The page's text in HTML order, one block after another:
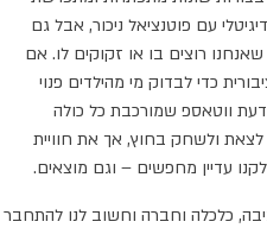
עם פוטנציאל ניכור, אבל גם
רוצים בו או זקוקים לו. אם
כדי לבדוק מי מהילדים פנוי
ווטאספ שמורכבת כל כולה
לצאת ולשחק בחוץ, אך את חוויית
עדיין מחפשים – וגם מוצאים.
כלכלה וחברה וחשוב לנו להתחבר